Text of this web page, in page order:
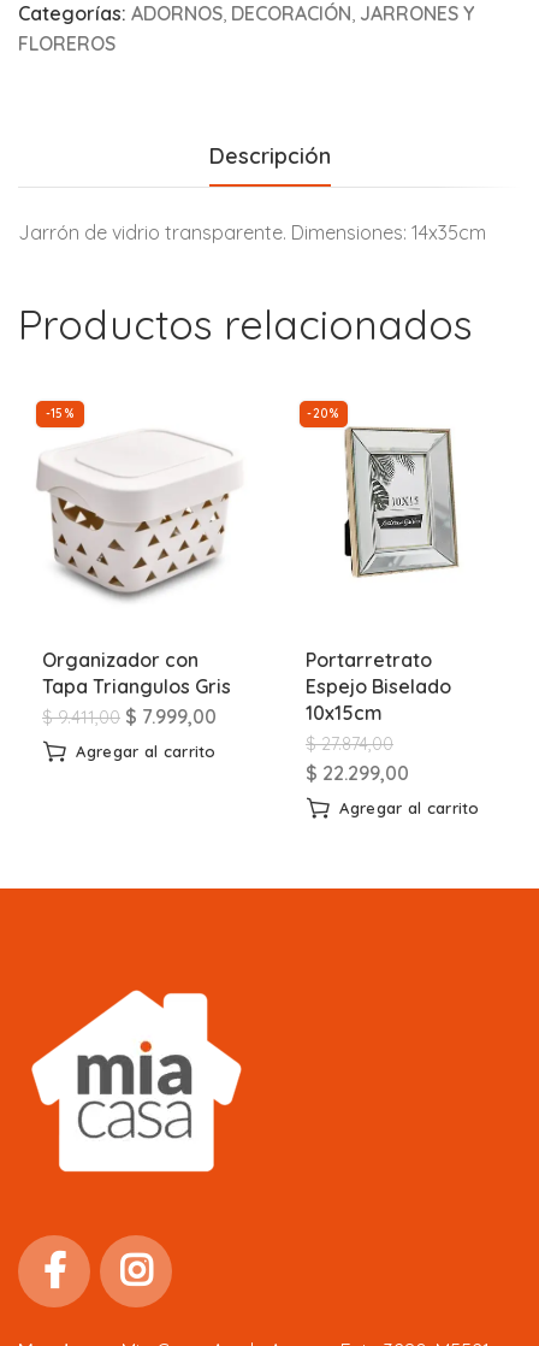
Categorías: ADORNOS, DECORACIÓN, JARRONES Y
FLOREROS
Descripción
Jarrón de vidrio transparente. Dimensiones: 14x35cm
Productos relacionados
-15%
Organizador con
Tapa Triangulos Gris
$9.411,00 $ 7.999,00
Agregar al carrito
-20%
Portarretrato
Espejo Biselado
10x15cm
$27.874,00
$ 22.299,00
Agregar al carrito